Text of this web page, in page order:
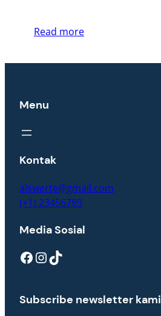
Read more
Menu
Kontak
alswerte@gmail.com
(+1) 23456789
Media Sosial
Facebook InstagramTikTok
Subscribe newsletter kami